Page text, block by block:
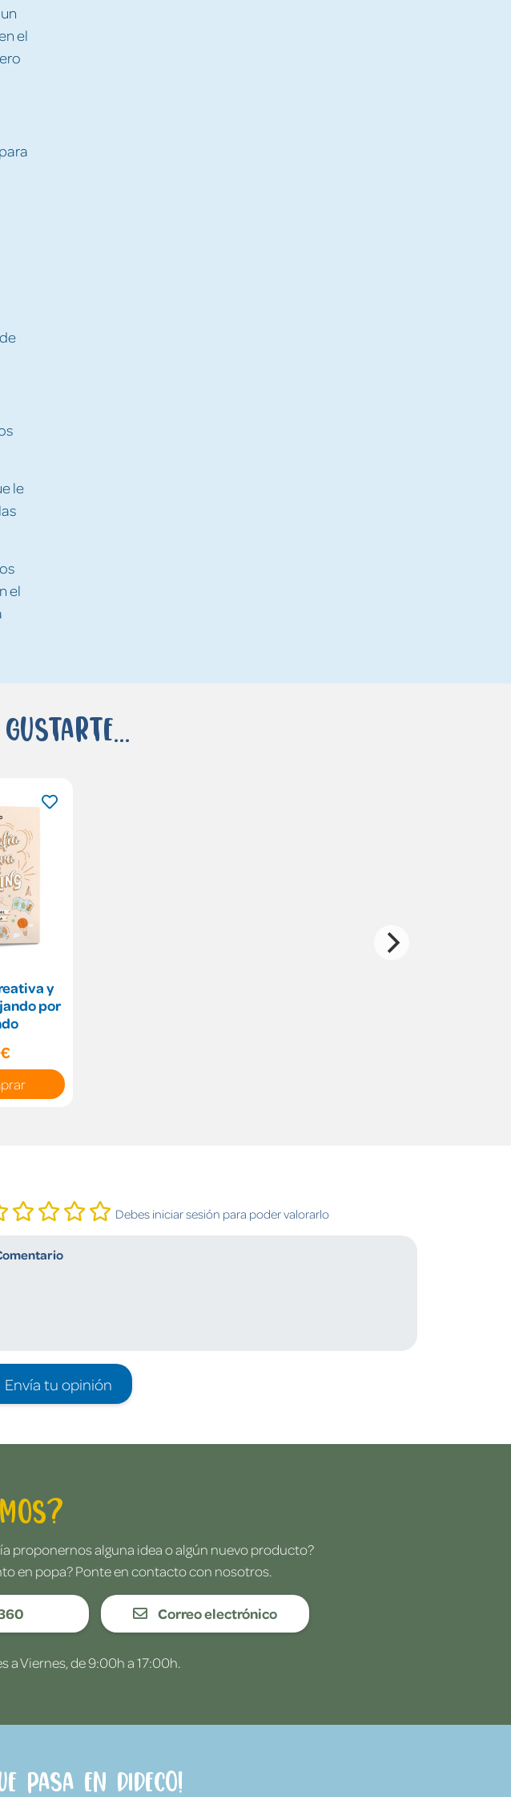
el
le
el
y
por
Debes iniciar sesión para poder valorarlo
Envía tu opinión
proponernos alguna idea o algún nuevo producto?
en popa? Ponte en contacto con nosotros.
Correo electrónico
Viernes, de 9:00h a 17:00h.
pasa en Dideco!